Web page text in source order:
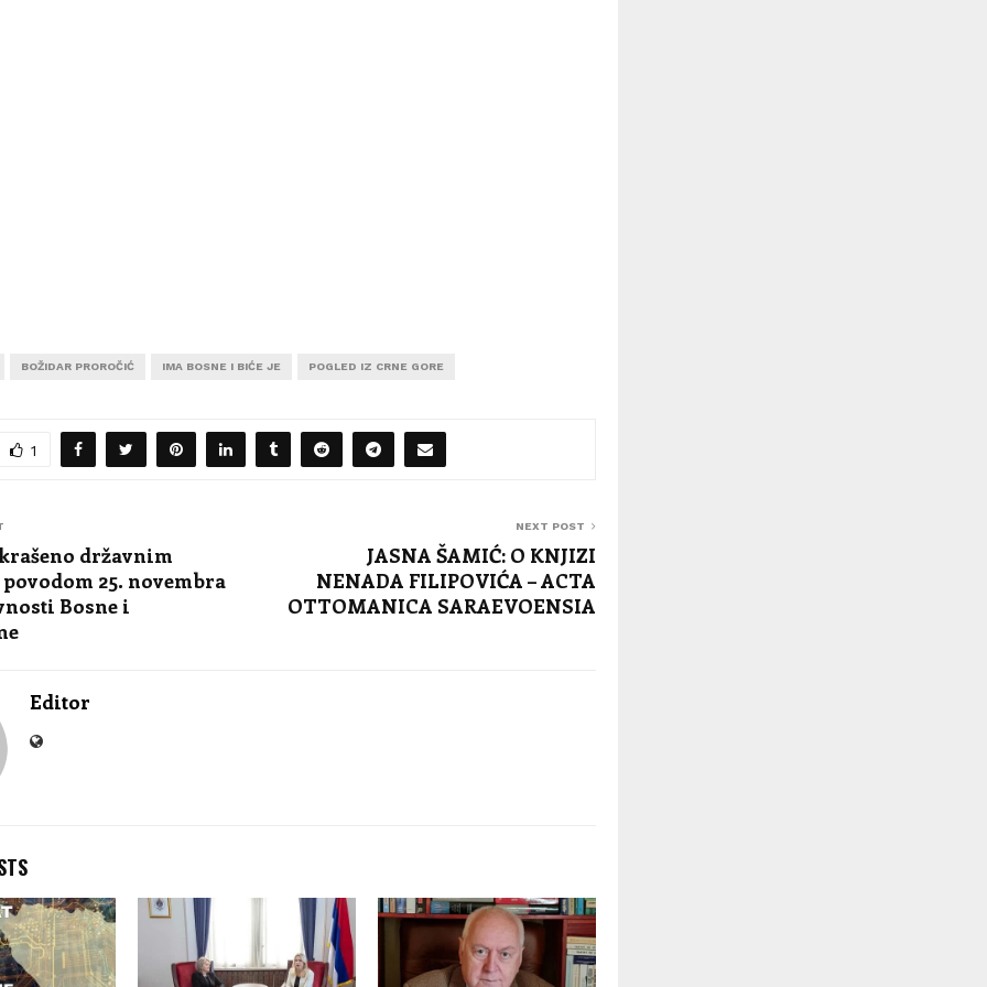
BOŽIDAR PROROČIĆ IMA BOSNE I BIĆE JE POGLED IZ CRNE GORE
1
državnim
25. novembra
Bosne i
NEXT POST
JASNA ŠAMIĆ: O KNJIZI
NENADA FILIPOVIĆA – ACTA
OTTOMANICA SARAEVOENSIA
Editor